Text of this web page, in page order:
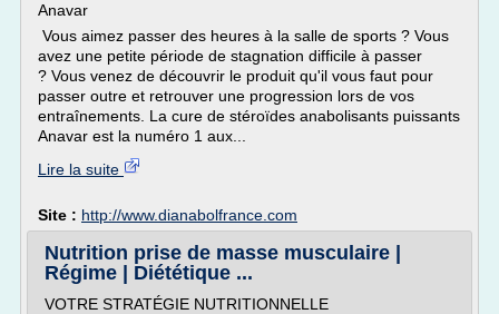
Anavar
Vous aimez passer des heures à la salle de sports ? Vous
avez une petite période de stagnation difficile à passer
? Vous venez de découvrir le produit qu'il vous faut pour
passer outre et retrouver une progression lors de vos
entraînements. La cure de stéroïdes anabolisants puissants
Anavar est la numéro 1 aux...
Lire la suite
Site : http://www.dianabolfrance.com
Nutrition prise de masse musculaire |
Régime | Diététique ...
VOTRE STRATÉGIE NUTRITIONNELLE